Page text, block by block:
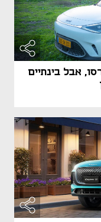
אבל בינתיים